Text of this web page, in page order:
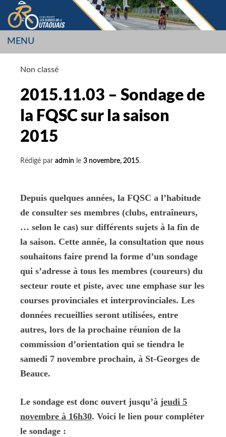
Aller
au
contenu
LES CUISSES OR
L’OUTAOUAIS
MENU
Non classé
2015.11.03 – Sondage de
la FQSC sur la saison
2015
Rédigé par admin le 3 novembre, 2015.
Depuis quelques années, la FQSC a l’habitude
de consulter ses membres (clubs, entraîneurs,
… selon le cas) sur différents sujets à la fin de
la saison. Cette année, la consultation que nous
souhaitons faire prend la forme d’un sondage
qui s’adresse à tous les membres (coureurs) du
secteur route et piste, avec une emphase sur les
courses provinciales et interprovinciales. Les
données recueillies seront utilisées, entre
autres, lors de la prochaine réunion de la
commission d’orientation qui se tiendra le
samedi 7 novembre prochain, à St-Georges de
Beauce.
Le sondage est donc ouvert jusqu’à jeudi 5
novembre à 16h30. Voici le lien pour compléter
le sondage :